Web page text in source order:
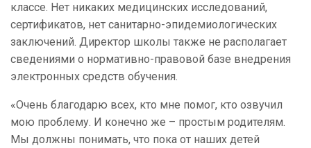
классе. Нет никаких медицинских исследований,
сертификатов, нет санитарно-эпидемиологических
заключений. Директор школы также не располагает
сведениями о нормативно-правовой базе внедрения
электронных средств обучения.
«Очень благодарю всех, кто мне помог, кто озвучил
мою проблему. И конечно же – простым родителям.
Мы должны понимать, что пока от наших детей